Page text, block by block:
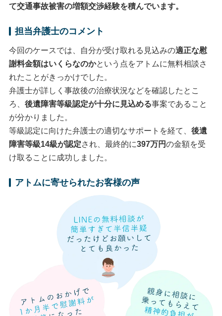
て交通事故被害の増額交渉経験を積んでいます。
担当弁護士のコメント
今回のケースでは、自分が受け取れる見込みの適正な慰
謝料金額はいくらなのかという点をアトムに無料相談さ
れたことがきっかけでした。
弁護士が詳しく事故後の治療状況などを確認したとこ
ろ、 後遺障害等級認定が十分に見込める事案であること
が分かりました。
等級認定に向けた弁護士の適切なサポートを経て、 後遺
障害等級14級が認定され、最終的に397万円の金額を受
け取ることに成功しました。
アトムに寄せられたお客様の声